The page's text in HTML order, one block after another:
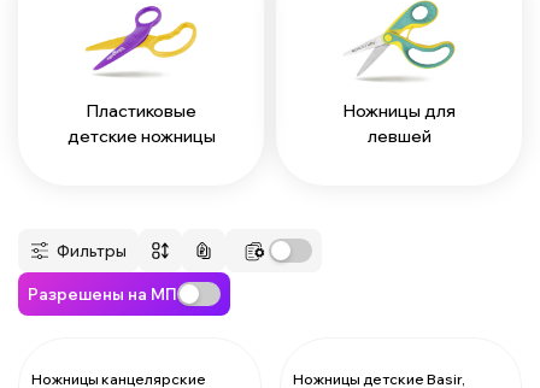
Пластиковые
детские ножницы
Ножницы для
левшей
Фильтры
Разрешены на МП
Ножницы канцелярские
Ножницы детские Basir,